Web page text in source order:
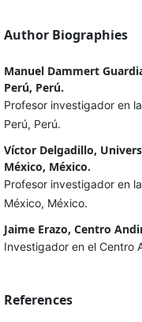
Author Biographies
Manuel Dammert
Perú, Perú.
Profesor investigador en
Perú, Perú.
Víctor Delgadillo,
México, México.
Profesor investigador en
México, México.
Jaime Erazo, Centro
Investigador en el Centro
References